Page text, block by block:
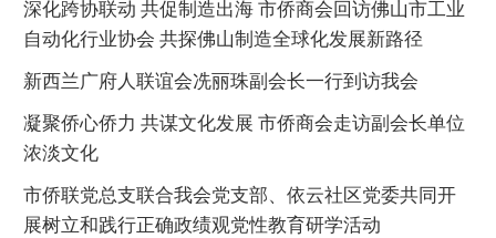
深化跨协联动 共促制造出海 市侨商会回访佛山市工业
自动化行业协会 共探佛山制造全球化发展新路径
新西兰广府人联谊会冼丽珠副会长一行到访我会
凝聚侨心侨力 共谋文化发展 市侨商会走访副会长单位
浓淡文化
市侨联党总支联合我会党支部、依云社区党委共同开
展树立和践行正确政绩观党性教育研学活动